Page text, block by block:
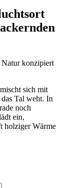
konzipiert
sich mit
Tal weht. In
noch
ein,
holziger Wärme